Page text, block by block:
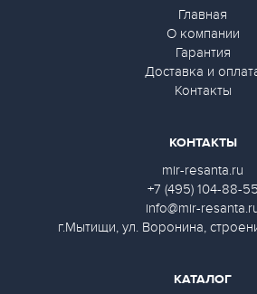
Главная
О компании
Гарантия
Доставка и
Контакты
КАТАЛОГ
КОНТАКТЫ
mir-resanta.ru
+7 (495) 104-88-55
info@mir-
г.Мытищи, ул. Воронина,